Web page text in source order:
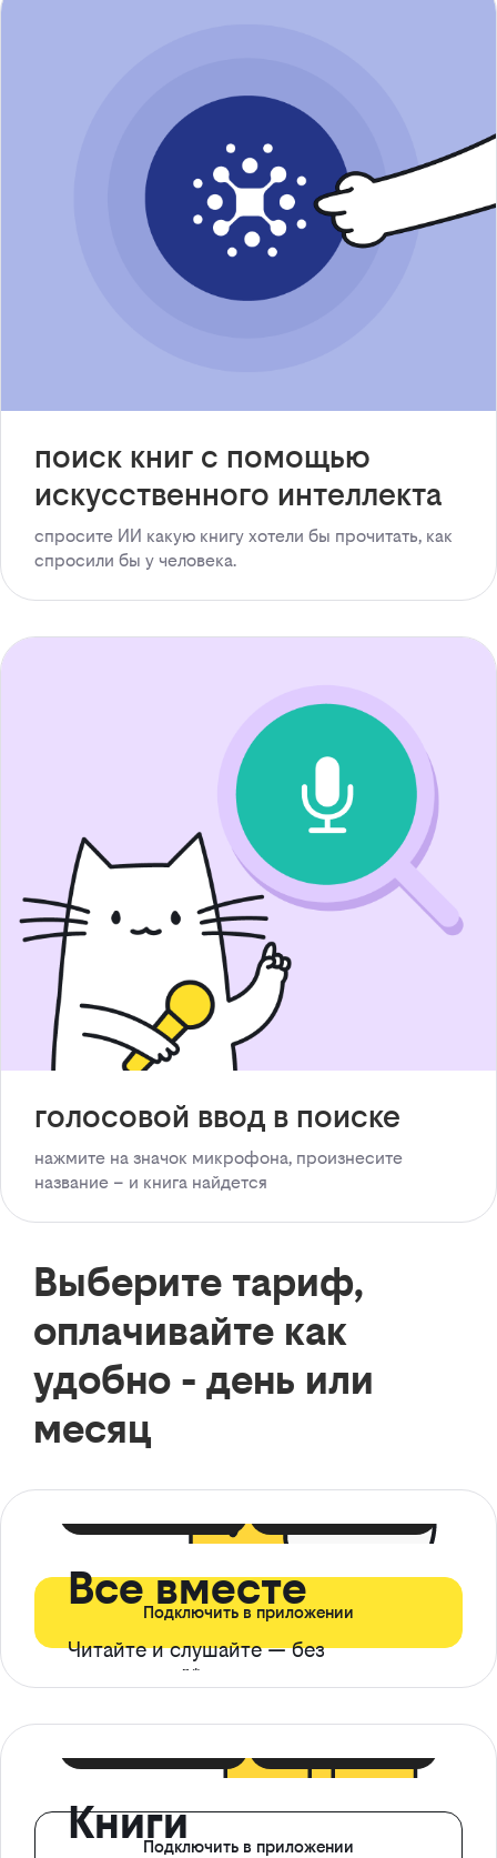
поиск книг с помощью
искусственного интеллекта
спросите ИИ какую книгу хотели бы прочитать, как
спросили бы у человека.
голосовой ввод в поиске
нажмите на значок микрофона, произнесите
название – и книга найдется
Выберите тариф,
оплачивайте как
удобно - день или
месяц
Все вместе
Читайте и слушайте — без
ограничений*
Подключить в приложении
КнигиПодключить в приложении